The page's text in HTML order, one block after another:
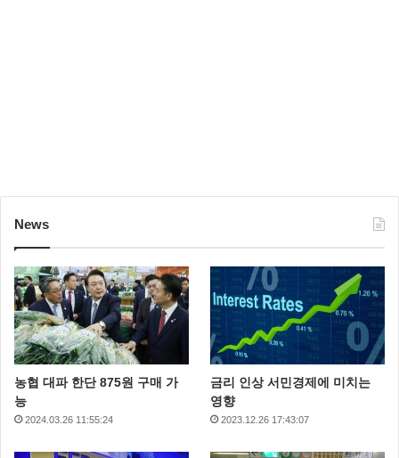
News
농협 대파 한단 875원 구매 가
능
2024.03.26 11:55:24
금리 인상 서민경제에 미치는
영향
2023.12.26 17:43:07